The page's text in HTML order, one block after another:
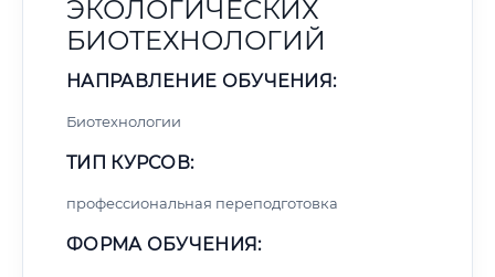
ЭКОЛОГИЧЕСКИХ
БИОТЕХНОЛОГИЙ
НАПРАВЛЕНИЕ ОБУЧЕНИЯ:
Биотехнологии
ТИП КУРСОВ:
профессиональная переподготовка
ФОРМА ОБУЧЕНИЯ: